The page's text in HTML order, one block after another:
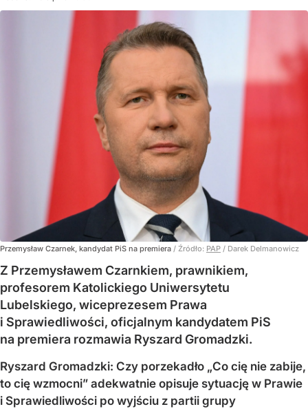
Przemysław Czarnek, kandydat PiS na premiera / Źródło: PAP / Darek Delmanowicz
Z Przemysławem Czarnkiem, prawnikiem,
profesorem Katolickiego Uniwersytetu
Lubelskiego, wiceprezesem Prawa
i Sprawiedliwości, oficjalnym kandydatem PiS
na premiera rozmawia Ryszard Gromadzki.
Ryszard Gromadzki: Czy porzekadło „Co cię nie zabije,
to cię wzmocni” adekwatnie opisuje sytuację w Prawie
i Sprawiedliwości po wyjściu z partii grupy